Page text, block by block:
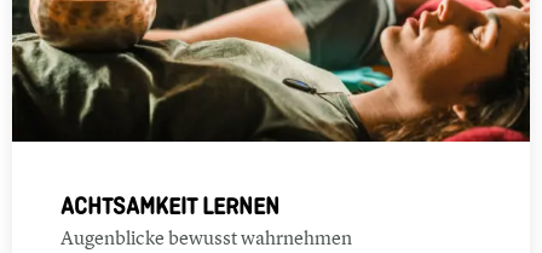
ACHTSAMKEIT LERNEN
Augenblicke bewusst wahrnehmen